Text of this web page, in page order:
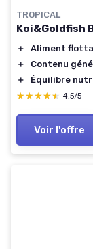
TROPICAL
Koi&Goldfish
＋ Aliment
＋
Contenu
＋
Équilibre
★★★★★
★★★★★ 4,5/5 —
Voir l'offre